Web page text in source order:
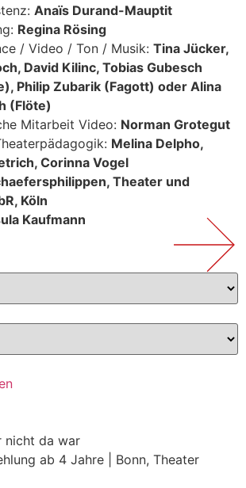
Anaïs Durand-Mauptit
Regina Rösing
/ Video / Ton / Musik: Tina Jücker,
David Kilinc, Tobias Gubesch
Philip Zubarik (Fagott) oder Alina
(Flöte)
Mitarbeit Video: Norman Grotegut
Melina Delpho,
Corinna Vogel
Theater und
Köln
Kaufmann
nicht da war
ab 4 Jahre | Bonn, Theater